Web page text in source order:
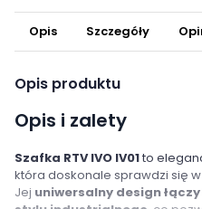
Opis Szczegóły
Opis produktu
Opis i zalety
Szafka RTV IVO IV01to
która doskonale sprawdzi się
Jej uniwersalny design